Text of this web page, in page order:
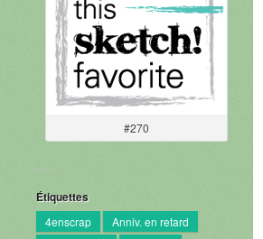
#270
Étiquettes
4enscrap
Anniv. en retard